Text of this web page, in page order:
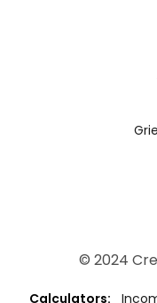
© 2024
Calculators: